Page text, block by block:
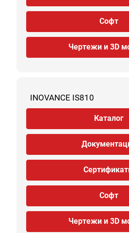
Софт
Чертежи и 3D
INOVANCE IS810
Каталог
Софт
Чертежи и 3D